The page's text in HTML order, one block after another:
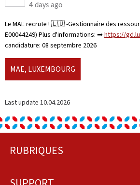
4 days ago
Le MAE recrute ! 🇱🇺 -Gestionnaire des
E00044249) Plus d'informations: ➡https://
candidature: 08 septembre 2026
MAE, LUXEMBOURG
Last update 10.04.2026
Footer
RUBRIQUES